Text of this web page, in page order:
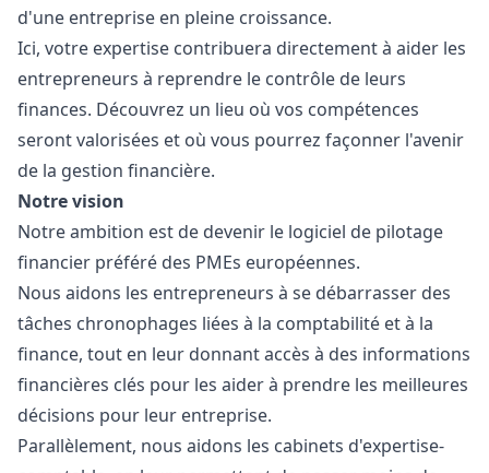
d'une entreprise en pleine croissance.
Ici, votre expertise contribuera directement à aider les
entrepreneurs à reprendre le contrôle de leurs
finances. Découvrez un lieu où vos compétences
seront valorisées et où vous pourrez façonner l'avenir
de la gestion financière.
Notre vision
Notre ambition est de devenir le logiciel de pilotage
financier préféré des PMEs européennes.
Nous aidons les entrepreneurs à se débarrasser des
tâches chronophages liées à la comptabilité et à la
finance, tout en leur donnant accès à des informations
financières clés pour les aider à prendre les meilleures
décisions pour leur entreprise.
Parallèlement, nous aidons les cabinets d'expertise-